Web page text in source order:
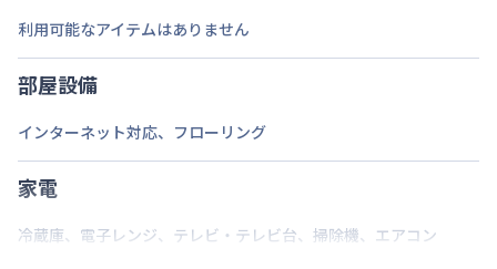
定員
2名
駐車場
次回更新日
情報更新日より14日以内
情報更新日 2026年7月26日
利用可能なアイテムはありません
部屋設備
インターネット対応、 フローリング
家電
冷蔵庫、 電子レンジ、 テレビ・テレビ台、 掃除機、 エアコン